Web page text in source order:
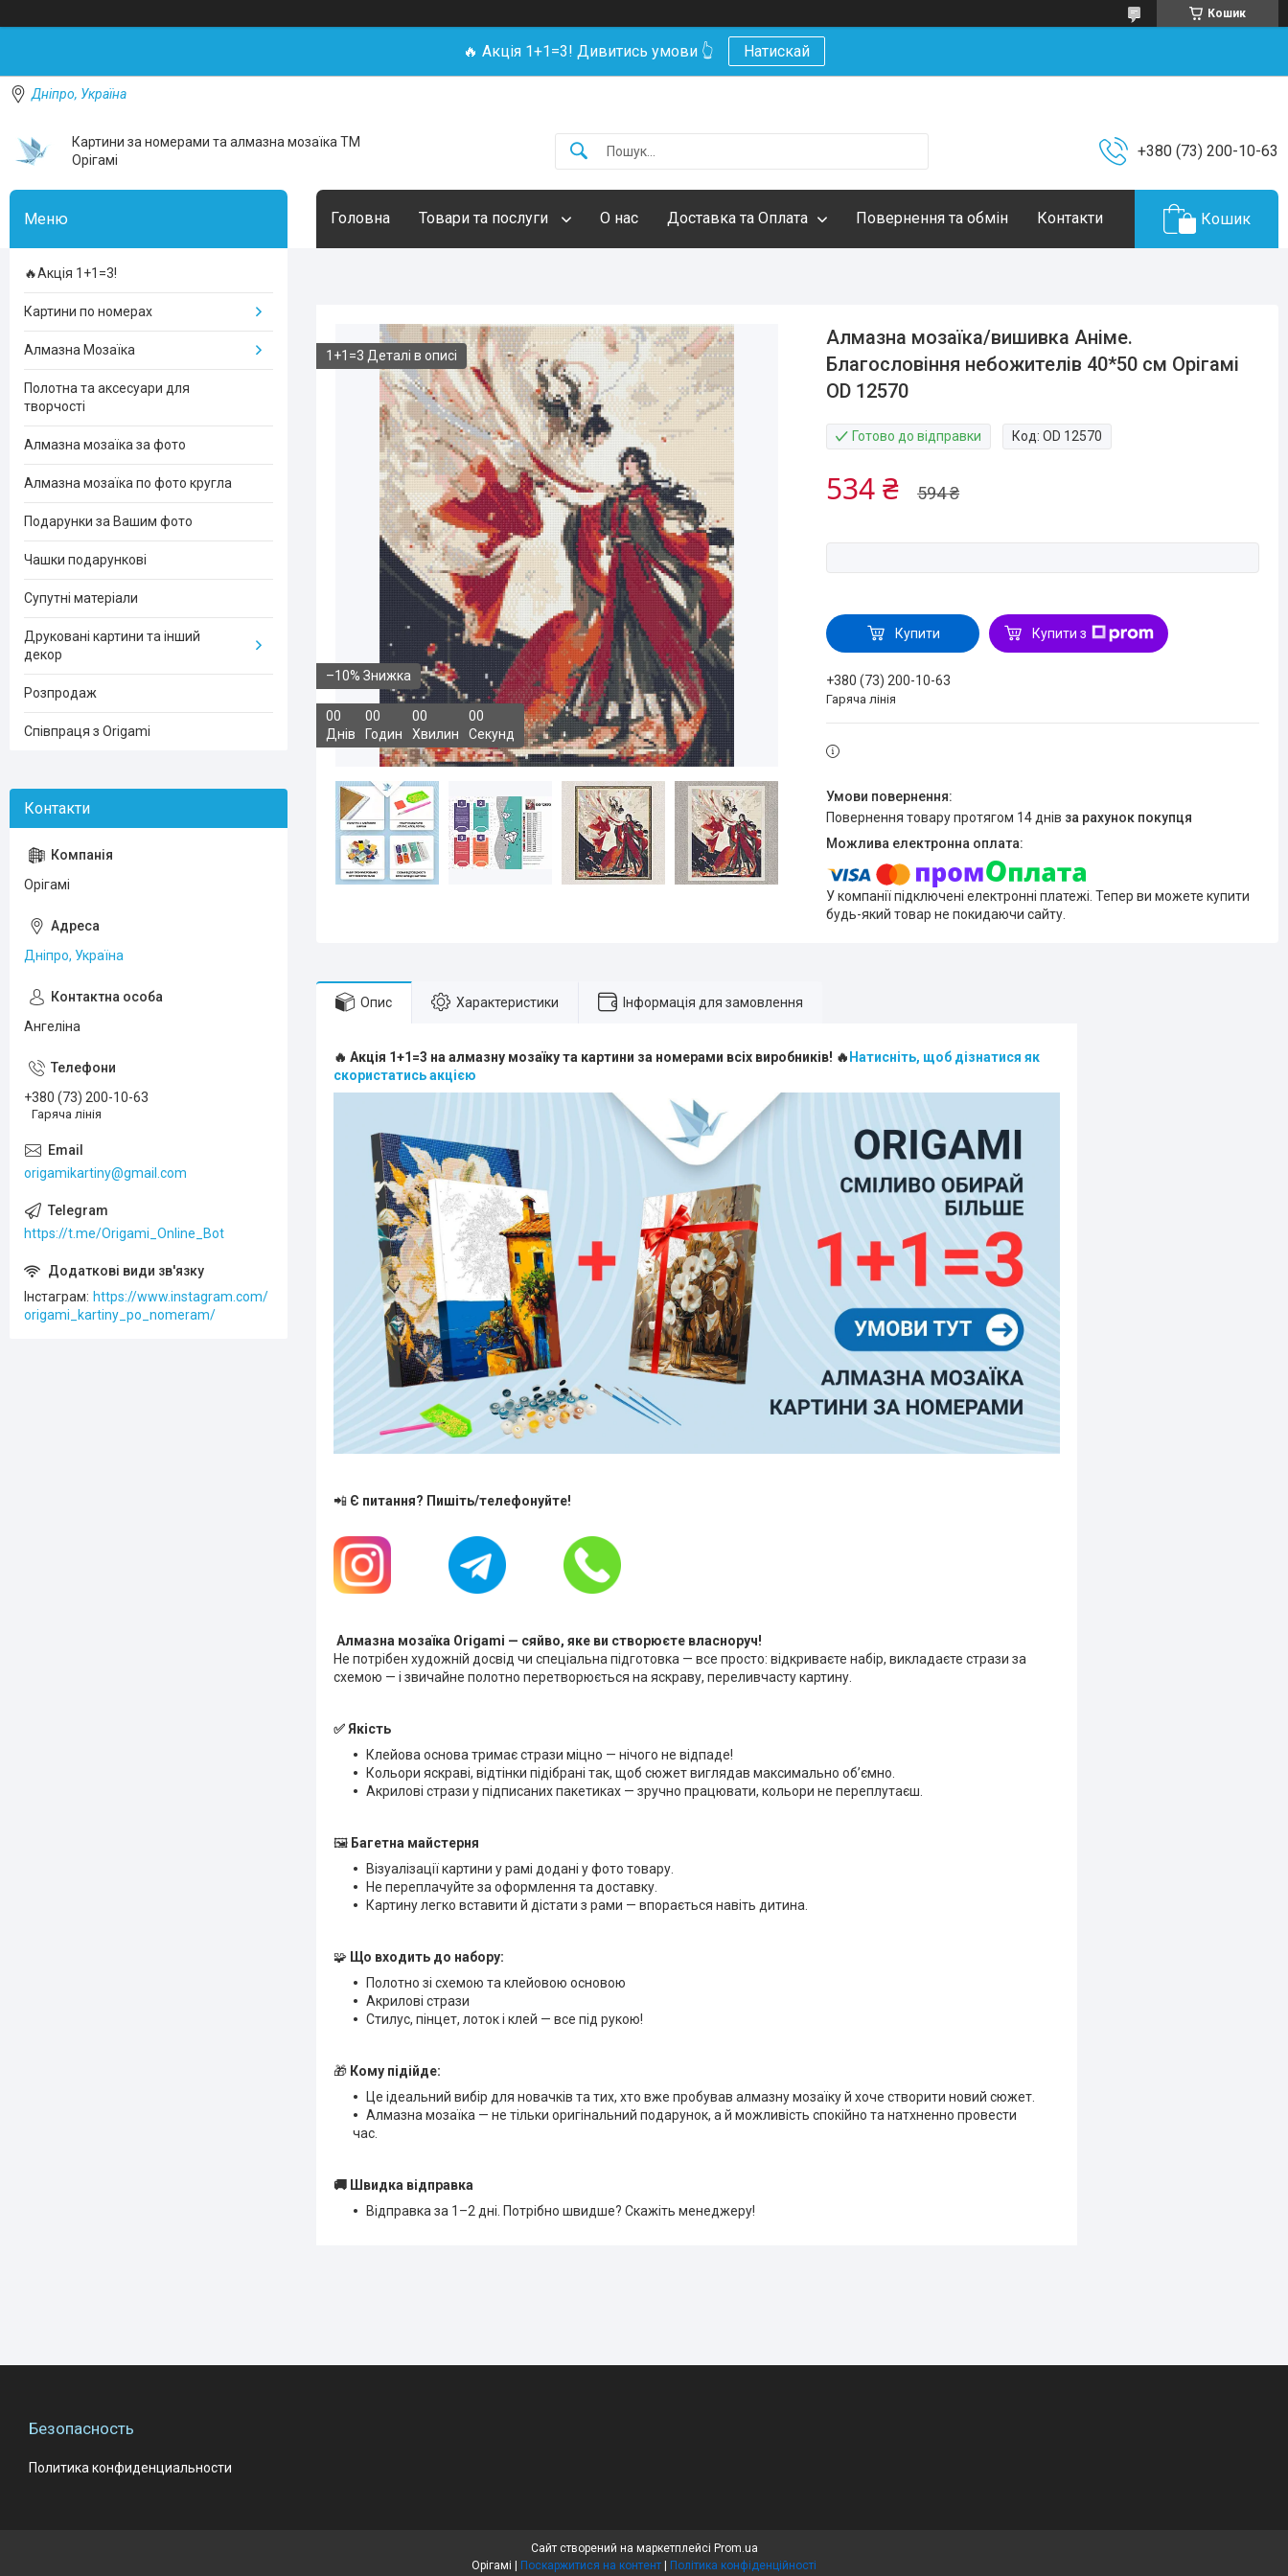
Кошик
🔥 Акція 1+1=3! Дивитись умови 👆 Натискай
Дніпро, Україна
Картини за номерами та алмазна мозаїка ТМ
Орігамі
+380 (73) 200-10-63
Головна Товари та послуги О нас Доставка та Оплата Повернення та обмін Контакти Кошик
1+1=3 Деталі в описі
–10%
00
Днів
00
Годин
00
Хвилин
00
Секунд
Алмазна мозаїка/вишивка Аніме.
Благословіння небожителів 40*50 см Орігамі
OD 12570
Готово до відправки Код:OD 12570
594 ₴
534 ₴
Купити Купити з
+380 (73) 200-10-63
Гаряча лінія
повернення товару протягом 14 днів за рахунок покупця
У компанії підключені електронні платежі. Тепер ви можете купити
будь-який товар не покидаючи сайту.
Опис Характеристики Інформація для замовлення
🔥 Акція 1+1=3 на алмазну мозаїку та картини за номерами всіх виробників! 🔥 Натисніть, щоб дізнатися як
скористатись акцією
📲 Є питання? Пишіть/телефонуйте!
Алмазна мозаїка Origami — сяйво, яке ви створюєте власноруч!
Не потрібен художній досвід чи спеціальна підготовка — все просто: відкриваєте набір, викладаєте стрази за
схемою — і звичайне полотно перетворюється на яскраву, переливчасту картину.
✅ Якість
Клейова основа тримає стрази міцно — нічого не відпаде!
Кольори яскраві, відтінки підібрані так, щоб сюжет виглядав максимально обʼємно.
Акрилові стрази у підписаних пакетиках — зручно працювати, кольори не переплутаєш.
🖼 Багетна майстерня
Візуалізації картини у рамі додані у фото товару.
Не переплачуйте за оформлення та доставку.
Картину легко вставити й дістати з рами — впорається навіть дитина.
🧩 Що входить до набору:
Полотно зі схемою та клейовою основою
Акрилові стрази
Стилус, пінцет, лоток і клей — все під рукою!
🎁 Кому підійде:
Це ідеальний вибір для новачків та тих, хто вже пробував алмазну мозаїку й хоче створити новий сюжет.
Алмазна мозаїка — не тільки оригінальний подарунок, а й можливість спокійно та натхненно провести
час.
🚚 Швидка відправка
Відправка за 1–2 дні. Потрібно швидше? Скажіть менеджеру!
🔥Акція 1+1=3!
Картини по номерах
Алмазна Мозаїка
Полотна та аксесуари для
творчості
Алмазна мозаїка за фото
Алмазна мозаїка по фото кругла
Подарунки за Вашим фото
Чашки подарункові
Супутні матеріали
Друковані картини та інший
декор
Розпродаж
Співпраця з Origami
Орігамі
Дніпро, Україна
Ангеліна
+380 (73) 200-10-63
Гаряча лінія
origamikartiny@gmail.com
https://t.me/Origami_Online_Bot
Інстаграм
https://www.instagram.com/
origami_kartiny_po_nomeram/
Безопасность
Политика конфиденциальности
Сайт створений на маркетплейсі Prom.ua
Поскаржитися на контент Політика конфіденційності